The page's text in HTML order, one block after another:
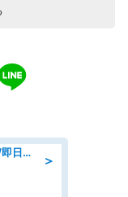
＞
営業/商社でのルート営業のお仕事/即日勤務可/車通勤可/営業